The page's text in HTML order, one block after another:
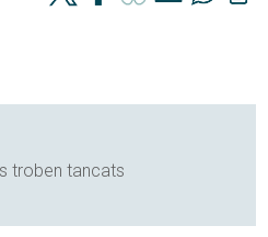
troben tancats